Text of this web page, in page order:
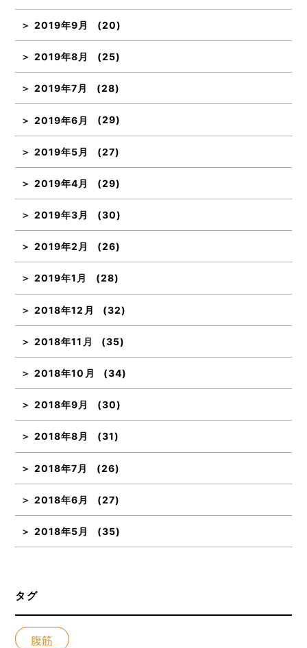
2019年9月 (20)
2019年8月 (25)
2019年7月 (28)
2019年6月 (29)
2019年5月 (27)
2019年4月 (29)
2019年3月 (30)
2019年2月 (26)
2019年1月 (28)
2018年12月 (32)
2018年11月 (35)
2018年10月 (34)
2018年9月 (30)
2018年8月 (31)
2018年7月 (26)
2018年6月 (27)
2018年5月 (35)
タグ
腹筋